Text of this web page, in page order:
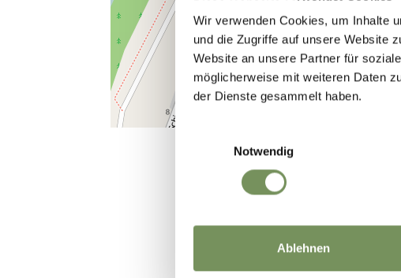
Wir verwenden Cookies, um Inhalte
und die Zugriffe auf unsere Website
Website an unsere Partner für
möglicherweise mit weiteren Daten
der Dienste gesammelt haben.
Notwendig
Ablehnen